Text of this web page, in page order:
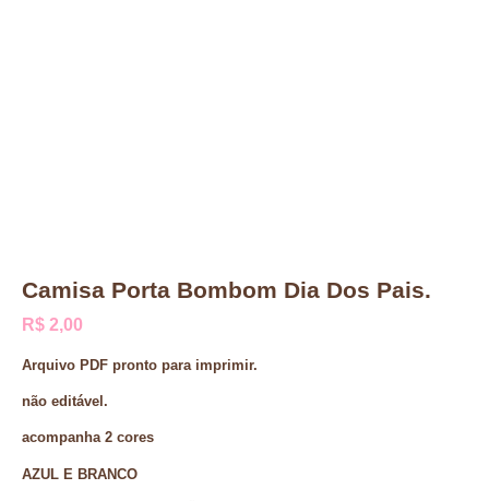
Camisa Porta Bombom Dia Dos Pais.
R$ 2,00
Arquivo PDF pronto para imprimir.
não editável.
acompanha 2 cores
AZUL E BRANCO